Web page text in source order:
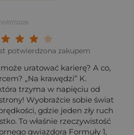
10/07/2026
Twoja ocena:
Twoja ocena: Wybitna 9/
Twoja ocena: Rewelacyjna 8/
Twoja ocena: Bardzo dobra 7/10"
ocena: Dobra 6/10"
Przeciętna 5/10"
Może być 4/10"
3/10"
słaba 2/10"
1/10"
potwierdzona zakupem
uratować karierę? A co,
„Na krawędzi” K.
trzyma w napięciu od
Wyobraźcie sobie świat
gdzie jeden zły ruch
To właśnie rzeczywistość
gwiazdora Formuły 1,